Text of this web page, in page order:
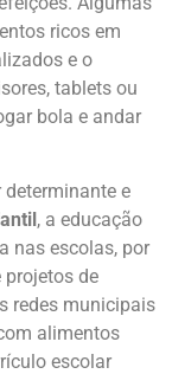
ricos em
e o
tablets ou
bola e andar
e
, a educação
nas escolas, por
projetos de
redes municipais
alimentos
escolar